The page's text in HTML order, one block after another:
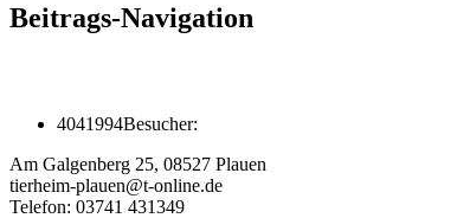
Beitrags-Navigation
4041994Besucher:
Am Galgenberg 25, 08527 Plauen
tierheim-plauen@t-online.de
Telefon: 03741 431349